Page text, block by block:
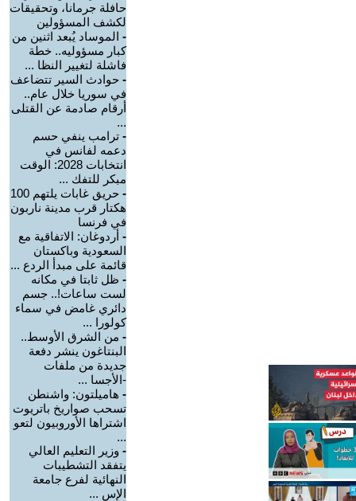
حافلة جرمانا، وتحقيقات
لكشف المسؤولين
- الموساد يُبعد اثنين من
كبار مسؤوليه.. خطة
فاشلة لتغيير النظا ...
- حوادث السير تتضاعف
في سوريا خلال عام..
أرقام صادمة عن القتلى
...
- ترامب ينفي حسم
دعمه لفانس في
انتخابات 2028: الوقت
مبكر للتفك ...
-
حريق غابات يلتهم 100
هكتار قرب مدينة ناربون
في فرنسا
- أردوغان: الاتفاقية مع
السعودية وباكستان
قائمة على مبدأ الردع ...
- ظل ثابتا في مكانه
لست ساعات!.. جسم
دائري غامض في سماء
كولورا ...
- من الشرق الأوسط..
البنتاغون ينشر دفعة
جديدة من ملفات
-الأجسا ...
- هاميلتون: واشنطن
تسحب صواريخ باتريوت
اشتراها الأوروبيون لتعو
...
- وزير التعليم العالي
يتفقد التشطيبات
النهائية لفرع جامعة
الإس ...